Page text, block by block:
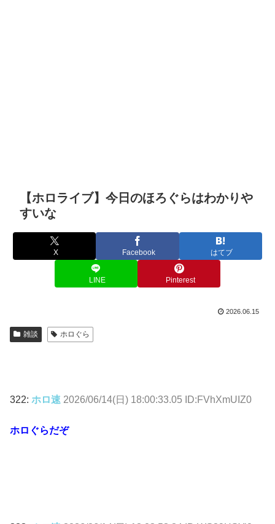
【ホロライブ】今日のほろぐらはわかりや
すいな
X Facebook はてブ
LINE Pinterest
2026.06.15
雑談 ホロぐら
322: ホロ速 2026/06/14(日) 18:00:33.05 ID:FVhXmUIZ0
ホロぐらだぞ